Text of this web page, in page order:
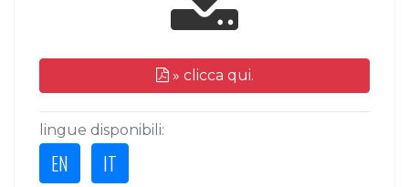
» clicca qui.
lingue disponibili:
EN IT